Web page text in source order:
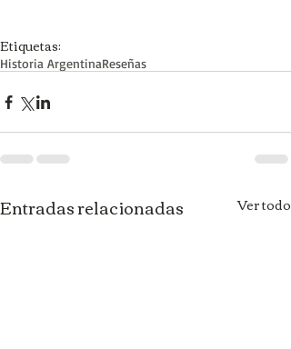
Etiquetas:
Historia ArgentinaReseñas
Entradas relacionadas Ver todo